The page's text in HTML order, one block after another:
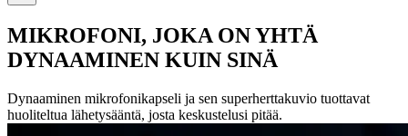
MIKROFONI, JOKA ON YHTÄ
DYNAAMINEN KUIN SINÄ
Dynaaminen mikrofonikapseli ja sen superherttakuvio tuottavat
huoliteltua lähetysääntä, josta keskustelusi pitää.